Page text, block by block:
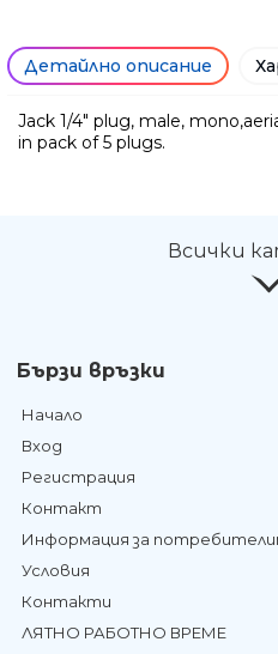
Детайлно описание
Jack 1/4" plug, male,
in pack of 5 plugs.
Всички
Бързи връзки
Начало
Вход
Регистрация
Контакт
Информация за
Условия
Контакти
ЛЯТНО РАБОТНО ВРЕМЕ